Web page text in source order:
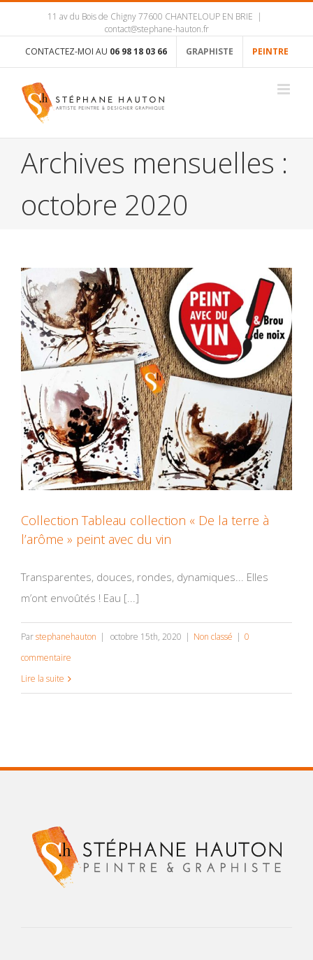
11 av du Bois de Chigny 77600 CHANTELOUP EN BRIE |
contact@stephane-hauton.fr
CONTACTEZ-MOI AU 06 98 18 03 66 GRAPHISTE PEINTRE
Archives mensuelles :
octobre 2020
Collection Tableau collection « De la terre à
l’arôme » peint avec du vin
Transparentes, douces, rondes, dynamiques... Elles
m’ont envoûtés ! Eau [...]
Parstephanehauton | octobre 15th, 2020 | Non classé | 0
commentaire
Lire la suite